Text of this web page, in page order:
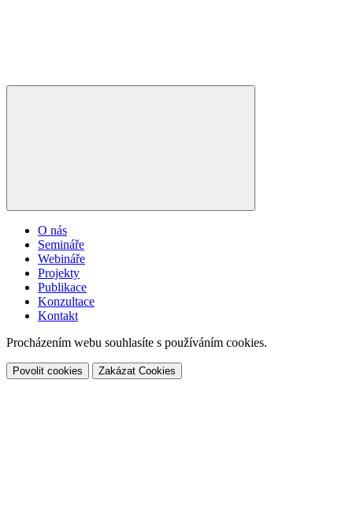
O nás
Semináře
Webináře
Projekty
Publikace
Konzultace
Kontakt
Procházením webu souhlasíte s používáním cookies.
Povolit cookies Zakázat Cookies